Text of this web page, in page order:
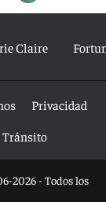
Claire
Privacidad
Tránsito
2026 - Todos los